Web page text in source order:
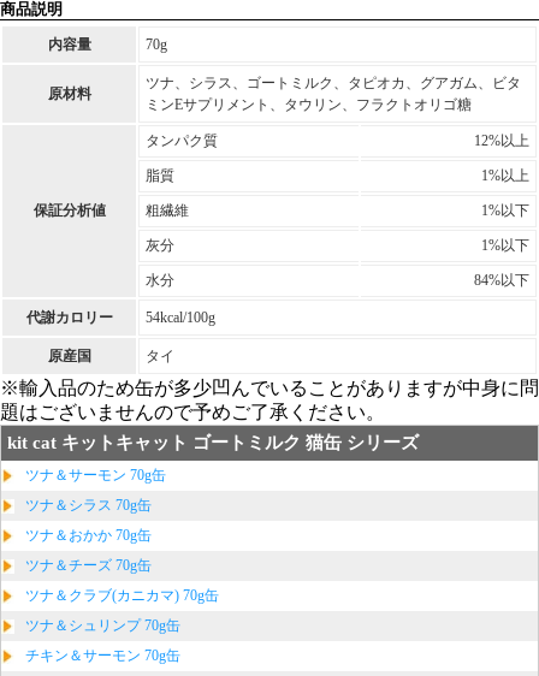
商品説明
内容量 70g
原材料
ツナ、シラス、ゴートミルク、タピオカ、グアガム、ビタ
ミンEサプリメント、タウリン、フラクトオリゴ糖
保証分析値
タンパク質 12%以上
脂質 1%以上
粗繊維 1%以下
灰分 1%以下
水分 84%以下
代謝カロリー 54kcal/100g
原産国 タイ
※輸入品のため缶が多少凹んでいることがありますが中身に問
題はございませんので予めご了承ください。
kit cat キットキャット ゴートミルク 猫缶 シリーズ
ツナ＆サーモン 70g缶
ツナ＆シラス 70g缶
ツナ＆おかか 70g缶
ツナ＆チーズ 70g缶
ツナ＆クラブ(カニカマ) 70g缶
ツナ＆シュリンプ 70g缶
チキン＆サーモン 70g缶